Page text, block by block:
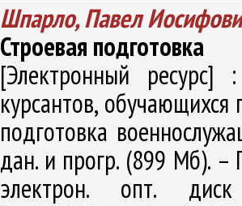
Шпарло, Павел
Строевая подготовка
[Электронный ресурс]
курсантов,
подготовка
дан. и прогр. (899 Мб). –
электрон. опт.